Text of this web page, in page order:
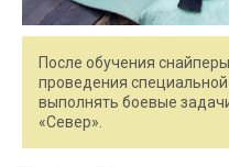
После обучения
проведения
выполнять боевые
«Север».